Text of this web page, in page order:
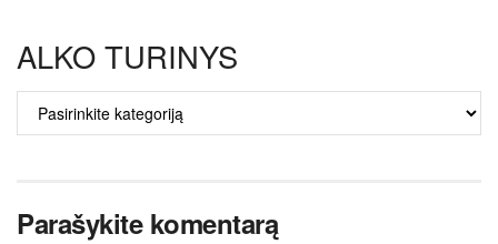
ALKO TURINYS
ALKO
TURINYS
Parašykite komentarą